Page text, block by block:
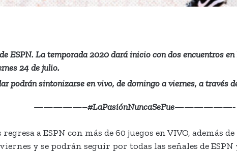
ESPN. La temporada 2020 dará inicio con dos encuentros
24 de julio.
podrán sintonizarse en vivo, de domingo a viernes, a través
—————–#LaPasiónNuncaSeFue——————-
a ESPN con más de 60 juegos en VIVO, además
y se podrán seguir por todas las señales de